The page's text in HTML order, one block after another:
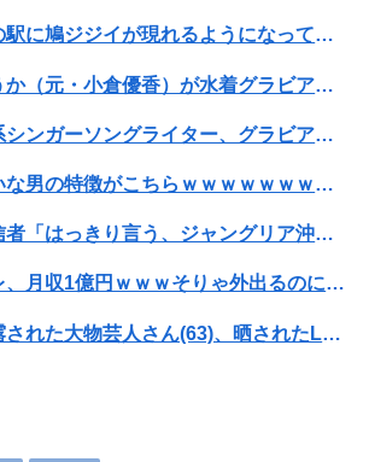
最近うちの地域の駅に鳩ジジイが現れるようになって嫌になるわ
【画像】小倉ゆうか（元・小倉優香）が水着グラビア復帰ｗｗｗｗｗ
【画像】超清楚系シンガーソングライター、グラビアが可愛すぎるwwww“虫博士”片田陽依、「ヤンジャン」で圧倒的な透明感ビジュアルを披露！！
【悲報】男が嫌いな男の特徴がこちらｗｗｗｗｗｗｗｗｗｗ
【悲報】人気配信者「はっきり言う、ジャングリア沖縄ほんとーーーーーーーーにおもんない！！！！」→炎上
【悲報】コレコレ、月収1億円ｗｗｗそりゃ外出るのにボディガードつけるわ…
パパ活不倫を暴露された大物芸人さん(63)、晒されたLINEが面白すぎるｗｗｗｗｗｗｗｗｗ(画像ｱﾘ)